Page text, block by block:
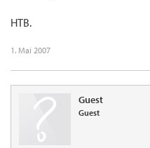
HTB.
1. Mai 2007
Guest
Guest